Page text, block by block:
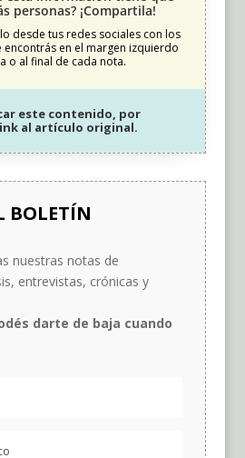
personas? ¡Compartila!
desde tus redes sociales con los
en el margen izquierdo
o al final de cada nota.
este contenido, por
al artículo original.
BOLETÍN
nuestras notas de
entrevistas, crónicas y
darte de baja cuando